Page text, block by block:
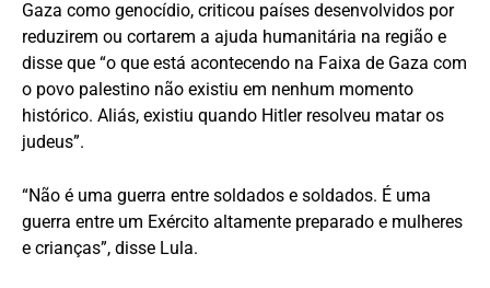
Gaza como genocídio, criticou países desenvolvidos por
reduzirem ou cortarem a ajuda humanitária na região e
disse que “o que está acontecendo na Faixa de Gaza com
o povo palestino não existiu em nenhum momento
histórico. Aliás, existiu quando Hitler resolveu matar os
judeus”.
“Não é uma guerra entre soldados e soldados. É uma
guerra entre um Exército altamente preparado e mulheres
e crianças”, disse Lula.